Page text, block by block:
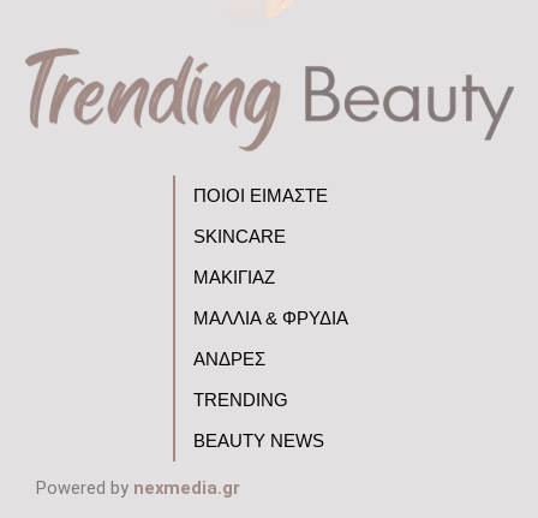
ΠΟΙΟΙ ΕΙΜΑΣΤΕ
SKINCARE
ΜΑΚΙΓΙΑΖ
ΜΑΛΛΙΑ & ΦΡΥΔΙΑ
ΑΝΔΡΕΣ
TRENDING
BEAUTY NEWS
Powered by nexmedia.gr